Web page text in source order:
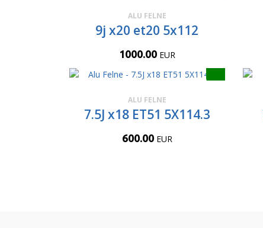
ALU FELNE
9j x20 et20 5x112
1000.00 EUR
ALU FELNE
7.5J x18 ET51 5X114.3
600.00 EUR